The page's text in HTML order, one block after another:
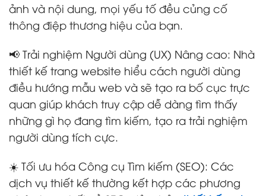
ảnh và nội dung, mọi yếu tố đều củng cố
thông điệp thương hiệu của bạn.
📢 Trải nghiệm Người dùng (UX) Nâng cao: Nhà
thiết kế trang website hiểu cách người dùng
điều hướng mẫu web và sẽ tạo ra bố cục trực
quan giúp khách truy cập dễ dàng tìm thấy
những gì họ đang tìm kiếm, tạo ra trải nghiệm
người dùng tích cực.
☀️ Tối ưu hóa Công cụ Tìm kiếm (SEO): Các
dịch vụ thiết kế thường kết hợp các phương